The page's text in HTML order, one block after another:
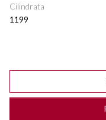
Cilindrata
1199